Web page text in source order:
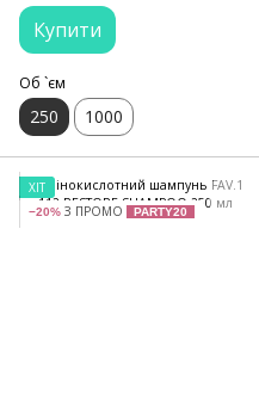
Купити
Об `єм
250 1000
ХІТ
−20% З ПРОМО PARTY20